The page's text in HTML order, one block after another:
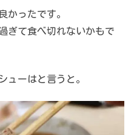
かったです。
ぎて食べ切れないかもで
ューはと言うと。